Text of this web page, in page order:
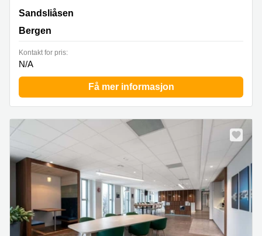
Sandsliåsen 40, Bergen
Sandsliåsen
Bergen
Kontakt for pris:
N/A
Få mer informasjon